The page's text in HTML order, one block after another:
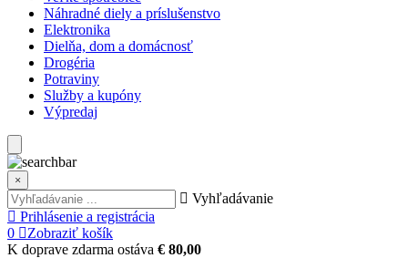
Náhradné diely a príslušenstvo
Elektronika
Dielňa, dom a domácnosť
Drogéria
Potraviny
Služby a kupóny
Výpredaj
×
Vyhľadávanie
Prihlásenie a registrácia
0
Zobraziť košík
K doprave zdarma ostáva € 80,00